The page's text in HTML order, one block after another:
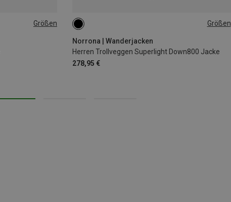
Größen Größen
Norrona | Wanderjacken
Herren Trollveggen Superlight Down800 Jacke
278,95 €
L